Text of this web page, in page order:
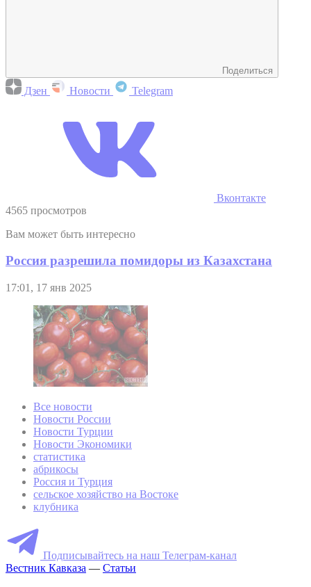
Поделиться
Дзен Новости Telegram
Вконтакте
4565 просмотров
Вам может быть интересно
Россия разрешила помидоры из Казахстана
17:01, 17 янв 2025
Все новости
Новости России
Новости Турции
Новости Экономики
статистика
абрикосы
Россия и Турция
сельское хозяйство на Востоке
клубника
Подписывайтесь на наш Телеграм-канал
Вестник Кавказа — Статьи